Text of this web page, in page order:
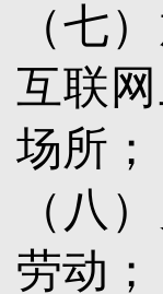
（七
互联
场所；
（八
劳动；